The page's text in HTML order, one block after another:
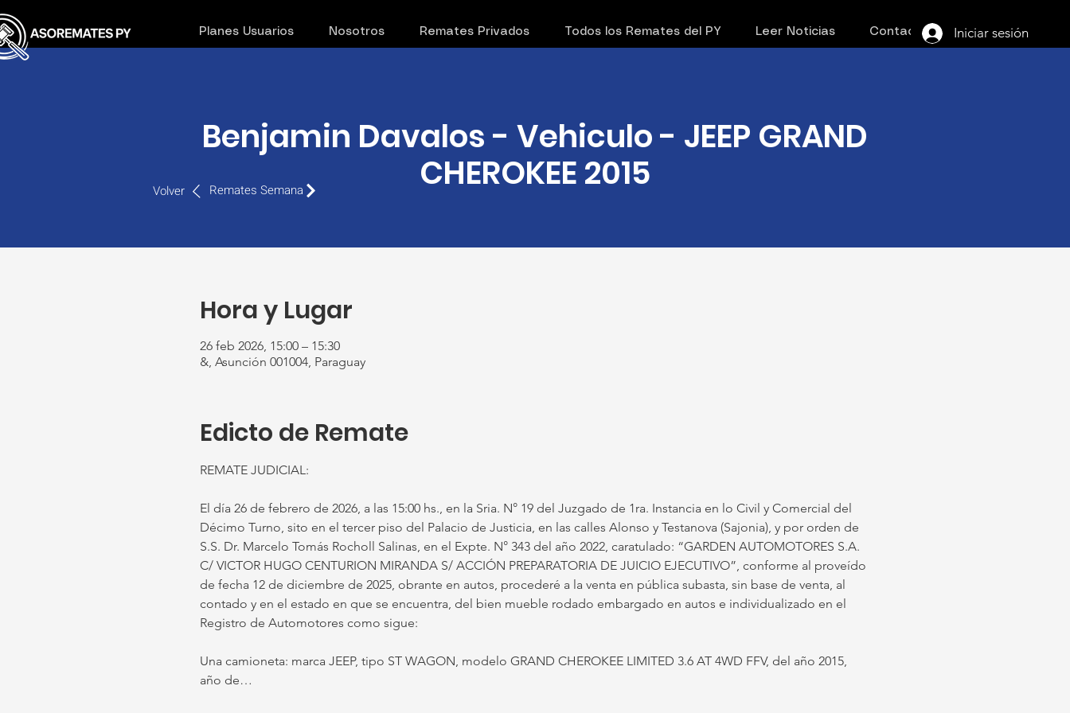
Planes Usuarios Nosotros Remates Privados Todos los Remates del PY Leer Noticias Contacto Iniciar sesión
Benjamin Davalos - Vehiculo - JEEP GRAND
CHEROKEE 2015
Hora y Lugar
26 feb 2026, 15:00 – 15:30
&, Asunción 001004, Paraguay
Edicto de Remate
REMATE JUDICIAL:
El día 26 de febrero de 2026, a las 15:00 hs., en la Sria. N° 19 del Juzgado de 1ra. Instancia en lo Civil y Comercial del
Décimo Turno, sito en el tercer piso del Palacio de Justicia, en las calles Alonso y Testanova (Sajonia), y por orden de
S.S. Dr. Marcelo Tomás Rocholl Salinas, en el Expte. N° 343 del año 2022, caratulado: “GARDEN AUTOMOTORES S.A.
C/ VICTOR HUGO CENTURION MIRANDA S/ ACCIÓN PREPARATORIA DE JUICIO EJECUTIVO”, conforme al proveído
de fecha 12 de diciembre de 2025, obrante en autos, procederé a la venta en pública subasta, sin base de venta, al
contado y en el estado en que se encuentra, del bien mueble rodado embargado en autos e individualizado en el
Registro de Automotores como sigue:
Una camioneta: marca JEEP, tipo ST WAGON, modelo GRAND CHEROKEE LIMITED 3.6 AT 4WD FFV, del año 2015,
año de…
Remates Semana
Volver